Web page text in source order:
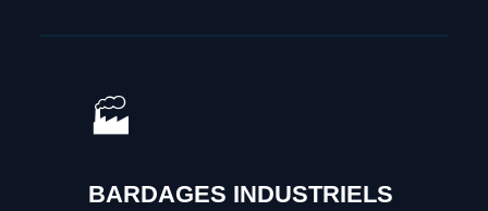
🏭
BARDAGES INDUSTRIELS